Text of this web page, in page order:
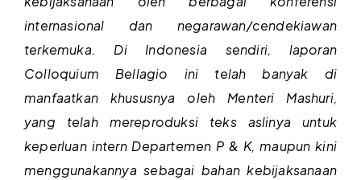
internasional dan negarawan/cendekiawan
terkemuka. Di Indonesia sendiri, laporan
Colloquium Bellagio ini telah banyak di
manfaatkan khususnya oleh Menteri Mashuri,
yang telah mereproduksi teks aslinya untuk
keperluan intern Departemen P & K, maupun kini
menggunakannya sebagai bahan kebijaksanaan